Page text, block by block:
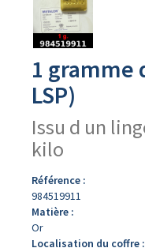
produit
1 gramme
LSP)
Issu d un
kilo
Référence :
984519911
Matière :
Or
Localisation du coffre :